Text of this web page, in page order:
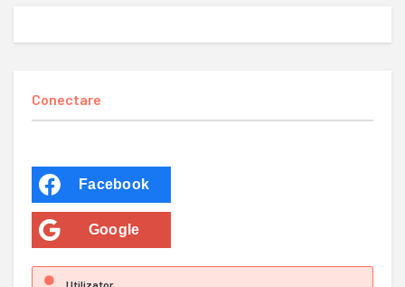
Conectare
Facebook
Google